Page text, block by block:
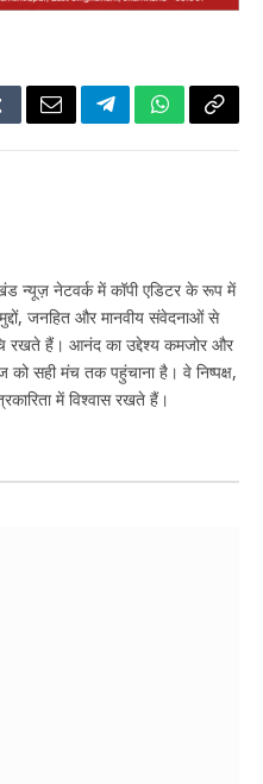
EmailTelegramWhatsApp
Copy
न्यूज़ नेटवर्क में कॉपी एडिटर के रूप में
जनहित और मानवीय संवेदनाओं से
रखते हैं। आनंद का उद्देश्य कमजोर और
सही मंच तक पहुंचाना है। वे निष्पक्ष,
में विश्वास रखते हैं।